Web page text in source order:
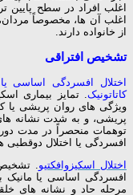
اغلب افراد در سطح پایین
اغلب آن ها، مخصوصاً
از خانواده دارند.
تشخیص افتراقی
اختلال افسردگی اساسی
کاتاتونیک . تمایز بیماری
ویژگی­ های روان­ پریشی یا
پریشی، و به شدت نشانه­
توهمات منحصراً در مدت
افسردگی یا اختلال
اختلال اسکیزوافکتیو .
افسردگی اساسی یا
مرحله حاد و نشانه­ های